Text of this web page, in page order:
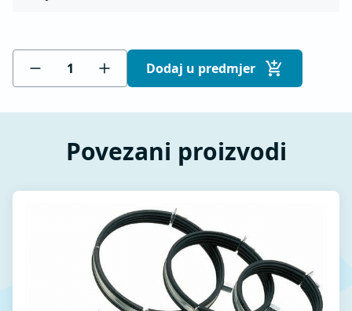
Dodaj u predmjer
Povezani proizvodi